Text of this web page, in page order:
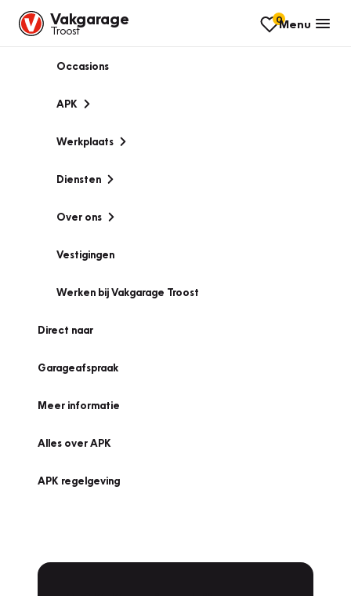
Vakgarage
Troost
0Menu
Occasions
APK
Werkplaats
Diensten
Over ons
Vestigingen
Werken bij Vakgarage Troost
Direct naar
Garageafspraak
Meer informatie
Alles over APK
APK regelgeving